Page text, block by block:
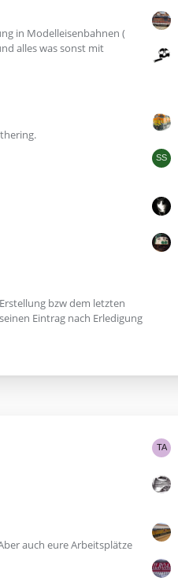
e
i
t
ä
in Modelleisenbahnen (
alles was sonst mit
L
e
z
B
e
i
t
ä
g
e
L
e
t
z
e
B
e
i
L
e
t
z
r
bzw dem letzten
Eintrag nach Erledigung
L
e
t
z
e
B
e
i
auch eure Arbeitsplätze
L
e
t
z